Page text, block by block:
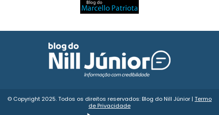
© Copyright 2025. Todos os direitos reservados: Blog do Nill Júnior | Termo
de Privacidade